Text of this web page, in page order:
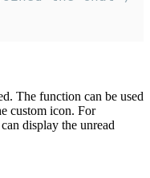
The function can be used
custom icon. For
display the unread